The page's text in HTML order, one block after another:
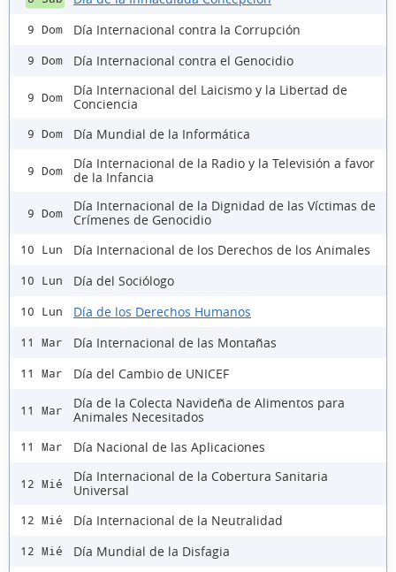
9 Dom Día Internacional contra la Corrupción
9 Dom Día Internacional contra el Genocidio
9 Dom
Día Internacional del Laicismo y la Libertad de
Conciencia
9 Dom Día Mundial de la Informática
9 Dom
Día Internacional de la Radio y la Televisión a favor
de la Infancia
9 Dom
Día Internacional de la Dignidad de las Víctimas de
Crímenes de Genocidio
10 Lun Día Internacional de los Derechos de los Animales
10 Lun Día del Sociólogo
10 Lun Día de los Derechos Humanos
11 Mar Día Internacional de las Montañas
11 Mar Día del Cambio de UNICEF
11 Mar
Día de la Colecta Navideña de Alimentos para
Animales Necesitados
11 Mar Día Nacional de las Aplicaciones
12 Mié
Día Internacional de la Cobertura Sanitaria
Universal
12 Mié Día Internacional de la Neutralidad
12 Mié Día Mundial de la Disfagia